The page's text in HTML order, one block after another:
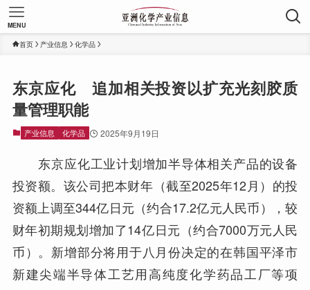
MENU
首页 产业信息 化学品
东京应化 追加相关投资以扩充光刻胶质
量管理职能
产业信息 化学品 2025年9月19日
东京应化工业计划增加半导体相关产品的设备
投资额。该公司把本财年（截至2025年12月）的投
资额上调至344亿日元（约合17.2亿元人民币），较
财年初期规划增加了14亿日元（约合7000万元人民
币）。新增部分将用于八月份决定的在韩国平泽市
新建尖端半导体工艺用高纯度化学药品工厂等项